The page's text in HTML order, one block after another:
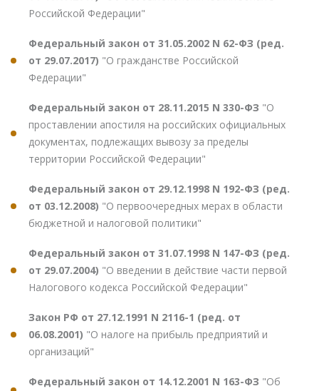
Российской Федерации"
Федеральный закон от 31.05.2002 N 62-ФЗ (ред.
от 29.07.2017) "О гражданстве Российской
Федерации"
Федеральный закон от 28.11.2015 N 330-ФЗ "О
проставлении апостиля на российских официальных
документах, подлежащих вывозу за пределы
территории Российской Федерации"
Федеральный закон от 29.12.1998 N 192-ФЗ (ред.
от 03.12.2008) "О первоочередных мерах в области
бюджетной и налоговой политики"
Федеральный закон от 31.07.1998 N 147-ФЗ (ред.
от 29.07.2004) "О введении в действие части первой
Налогового кодекса Российской Федерации"
Закон РФ от 27.12.1991 N 2116-1 (ред. от
06.08.2001) "О налоге на прибыль предприятий и
организаций"
Федеральный закон от 14.12.2001 N 163-ФЗ "Об